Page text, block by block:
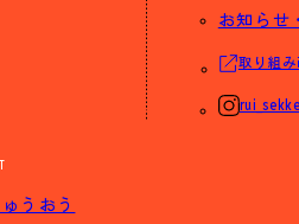
うおう
お知らせ
取り組